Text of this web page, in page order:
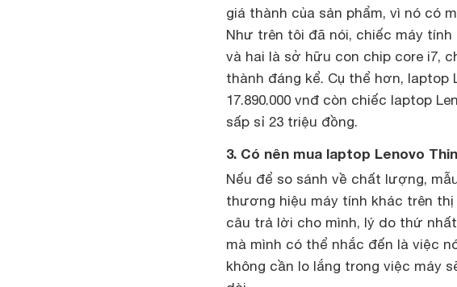
giá thành của sản phẩm, vì nó có
Như trên tôi đã nói, chiếc máy
và hai là sở hữu con chip core i7,
thành đáng kể. Cụ thể hơn, laptop
17.890.000 vnđ còn chiếc laptop
sấp sỉ 23 triệu đồng.
3. Có nên mua laptop Lenovo
Nếu để so sánh về chất lượng,
thương hiệu máy tính khác trên
câu trả lời cho mình, lý do thứ
mà mình có thể nhắc đến là việc
không cần lo lắng trong việc máy